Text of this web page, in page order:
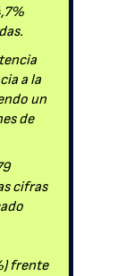
a la
un
de
cifras
frente